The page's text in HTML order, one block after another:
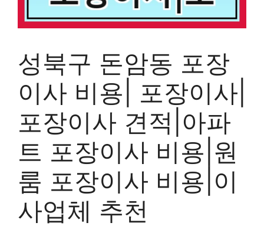
성북구 돈암동 포장
이사 비용| 포장이사|
포장이사 견적|아파
트 포장이사 비용|원
룸 포장이사 비용|이
사업체 추천